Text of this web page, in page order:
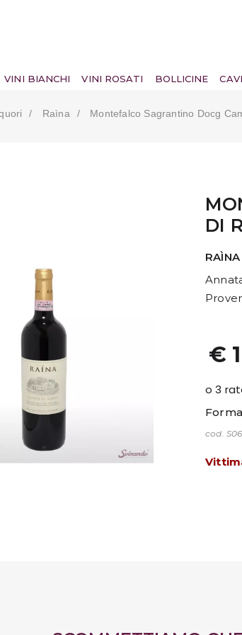
VINI BIANCHI VINI ROSATI BOLLICINE
Raìna Montefalco Sagrantino Docg
DI
RAÌNA
€
cod.